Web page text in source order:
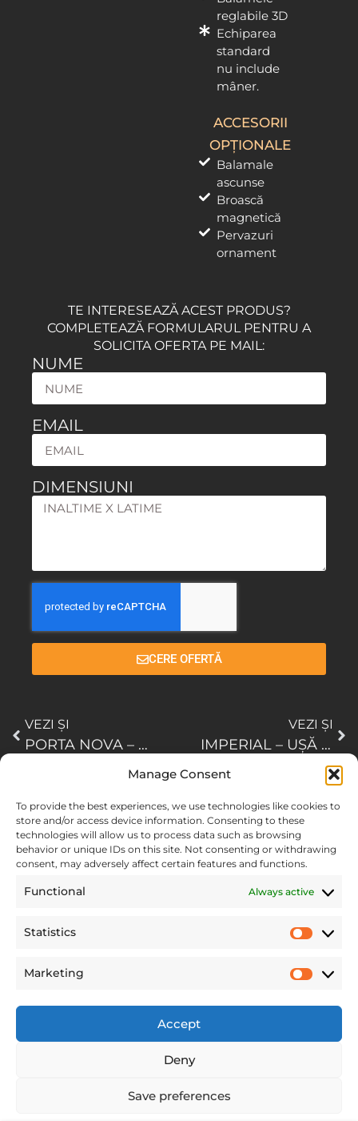
Manage Consent
To provide the best experiences, we use technologies like cookies to
store and/or access device information. Consenting to these
technologies will allow us to process data such as browsing
behavior or unique IDs on this site. Not consenting or withdrawing
consent, may adversely affect certain features and functions.
Functional Always active
Statistics
Marketing
Accept
Deny
Save preferences
reglabile 3D
Echiparea
standard
nu include
mâner.
ACCESORII
OPȚIONALE
Balamale
ascunse
Broască
magnetică
Pervazuri
ornament
TE INTERESEAZĂ ACEST PRODUS?
COMPLETEAZĂ FORMULARUL PENTRU A
SOLICITA OFERTA PE MAIL:
NUME
EMAIL
DIMENSIUNI
CERE OFERTĂ
VEZI ȘI
PORTA NOVA – UȘĂ DE EXTERIOR DIN LEMN TRIPLU STRATIFICAT CU INSERȚII DE STICLĂ
VEZI ȘI
IMPERIAL – UȘĂ DE EXTERIOR DIN LEMN TRIPLU STRATIFICAT CU INSERȚIE DE STICLĂ DECORATĂ